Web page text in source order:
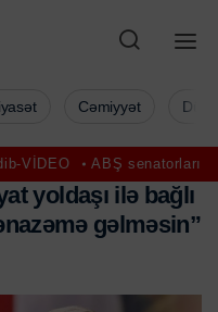
ABŞ senatorları Rusiyaya
Cəmiyyət
yoldaşı ilə bağlı
gəlməsin”